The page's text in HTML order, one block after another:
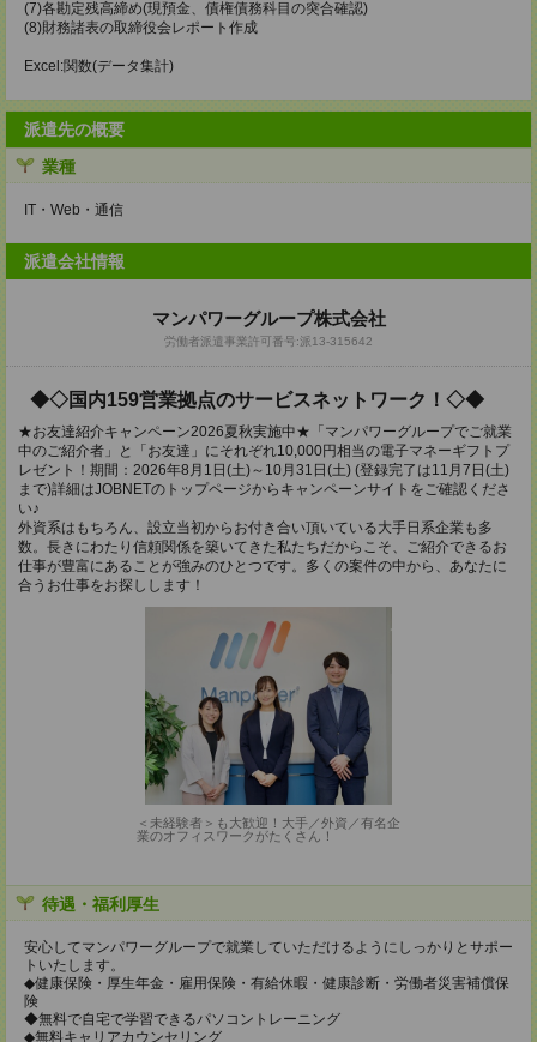
(7)各勘定残高締め(現預金、債権債務科目の突合確認)
(8)財務諸表の取締役会レポート作成
Excel:関数(データ集計)
派遣先の概要
業種
IT・Web・通信
派遣会社情報
マンパワーグループ株式会社
労働者派遣事業許可番号:派13-315642
◆◇国内159営業拠点のサービスネットワーク！◇◆
★お友達紹介キャンペーン2026夏秋実施中★「マンパワーグループでご就業
中のご紹介者」と「お友達」にそれぞれ10,000円相当の電子マネーギフトプ
レゼント！期間：2026年8月1日(土)～10月31日(土) (登録完了は11月7日(土)
まで)詳細はJOBNETのトップページからキャンペーンサイトをご確認くださ
い♪
外資系はもちろん、設立当初からお付き合い頂いている大手日系企業も多
数。長きにわたり信頼関係を築いてきた私たちだからこそ、ご紹介できるお
仕事が豊富にあることが強みのひとつです。多くの案件の中から、あなたに
合うお仕事をお探しします！
＜未経験者＞も大歓迎！大手／外資／有名企
業のオフィスワークがたくさん！
待遇・福利厚生
安心してマンパワーグループで就業していただけるようにしっかりとサポー
トいたします。
◆健康保険・厚生年金・雇用保険・有給休暇・健康診断・労働者災害補償保
険
◆無料で自宅で学習できるパソコントレーニング
◆無料キャリアカウンセリング